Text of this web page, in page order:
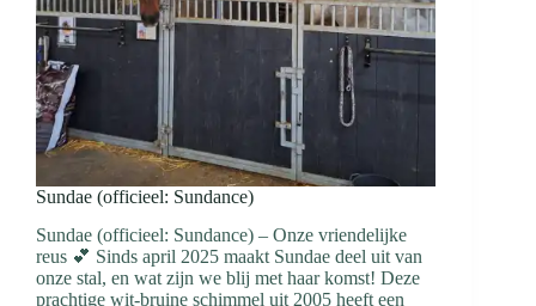
Sundae (officieel: Sundance)
Sundae (officieel: Sundance) – Onze vriendelijke
reus 💕 Sinds april 2025 maakt Sundae deel uit van
onze stal, en wat zijn we blij met haar komst! Deze
prachtige wit-bruine schimmel uit 2005 heeft een